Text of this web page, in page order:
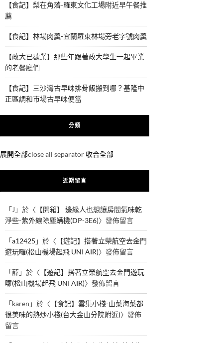
【食記】梨在角落-羅東文化工場附近早午餐推
薦
【食記】林場肉羹-宜蘭羅東林場旁老字號肉羹
【政大已歇業】那些年跟著政大學生一起畢業
的老餐廳們
【食記】三沙灣古早味排骨飯搬到哪？基隆中
正區調和市場古早味便當
分類
展開全部close all separator 收合全部
近期留言
「J 」於〈 【開箱】 邊緣人也想讓房間氣味乾
淨些-紫外線除塵螨機(DP-3E6)〉發佈留言
「a12425 」於〈 【遊記】搭著立榮航空去金門
遊玩囉(松山機場起飛 UNI AIR)〉發佈留言
「薛」於〈 【遊記】搭著立榮航空去金門遊玩
囉(松山機場起飛 UNI AIR)〉發佈留言
「karen 」於〈 【食記】雲集小棧-山菜海菜都
很美味的熱炒小棧(台大金山分院附近)〉發佈
留言